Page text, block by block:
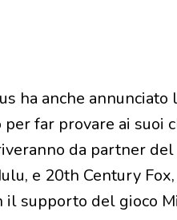
ha anche annunciato
far provare ai suoi
da partner
e 20th Century
supporto del gioco